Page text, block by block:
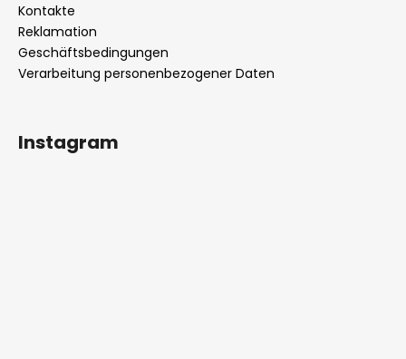
Kontakte
Reklamation
Geschäftsbedingungen
Verarbeitung personenbezogener Daten
Instagram